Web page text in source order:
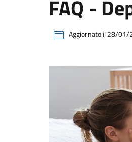
FAQ -
Aggiornato il28/01/